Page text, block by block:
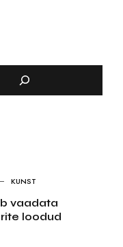
KUNST
vaadata
loodud